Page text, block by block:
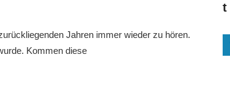
Jahren immer wieder zu hören.
Kommen diese
t